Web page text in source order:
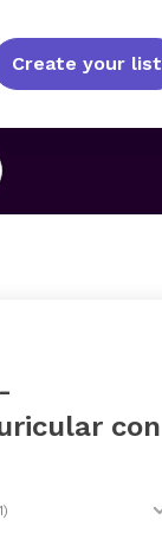
Create your list
con